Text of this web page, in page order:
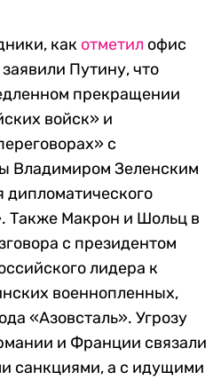
как отметил офис
Путину, что
прекращении
войск» и
с
Владимиром Зеленским
Также Макрон и Шольц в
с президентом
лидера к
военнопленных,
«Азовсталь». Угрозу
и Франции связали
санкциями, а с идущими